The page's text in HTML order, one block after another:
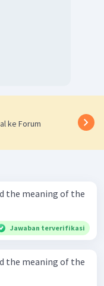
ke Forum
the meaning of the
Jawaban terverifikasi
the meaning of the